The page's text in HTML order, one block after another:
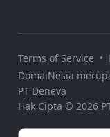
Terms of Service •
DomaiNesia
PT Deneva
Hak Cipta © 2026